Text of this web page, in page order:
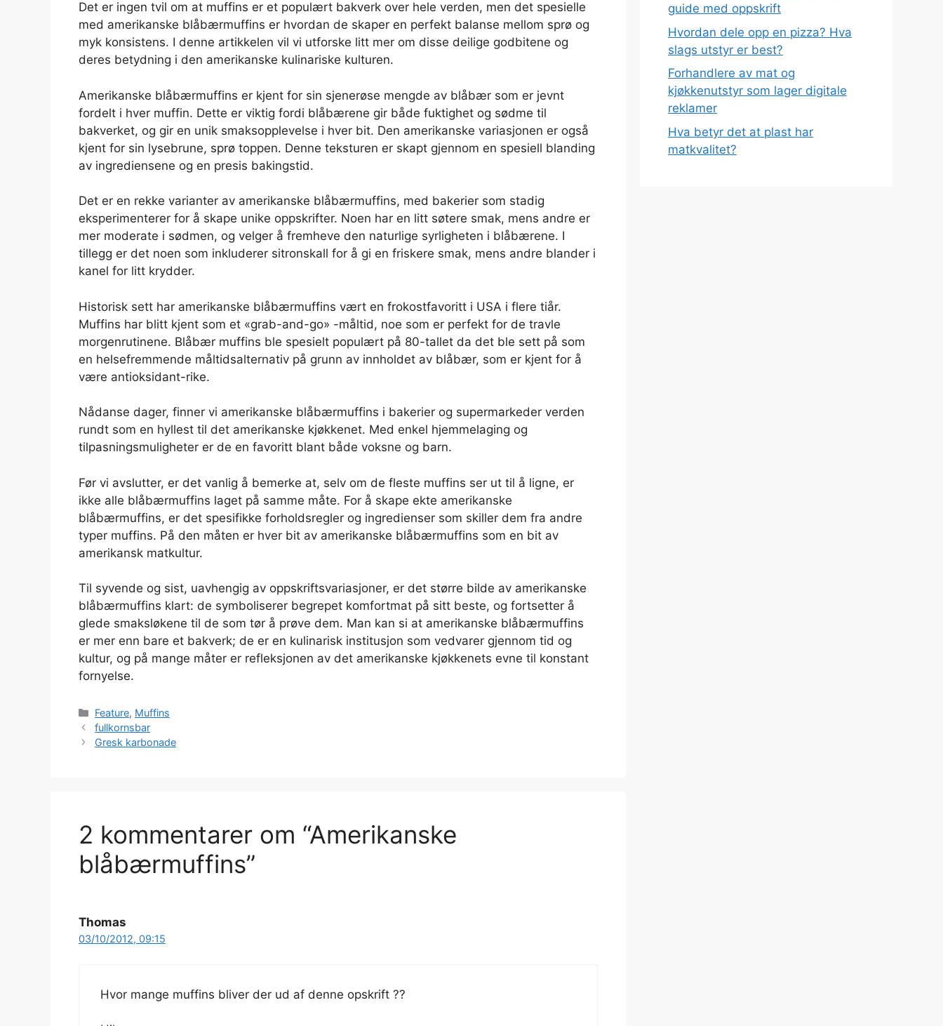
Det er ingen tvil om at muffins er et populært bakverk over hele verden, men det spesielle
med amerikanske blåbærmuffins er hvordan de skaper en perfekt balanse mellom sprø og
myk konsistens. I denne artikkelen vil vi utforske litt mer om disse deilige godbitene og
deres betydning i den amerikanske kulinariske kulturen.
Amerikanske blåbærmuffins er kjent for sin sjenerøse mengde av blåbær som er jevnt
fordelt i hver muffin. Dette er viktig fordi blåbærene gir både fuktighet og sødme til
bakverket, og gir en unik smaksopplevelse i hver bit. Den amerikanske variasjonen er også
kjent for sin lysebrune, sprø toppen. Denne teksturen er skapt gjennom en spesiell blanding
av ingrediensene og en presis bakingstid.
Det er en rekke varianter av amerikanske blåbærmuffins, med bakerier som stadig
eksperimenterer for å skape unike oppskrifter. Noen har en litt søtere smak, mens andre er
mer moderate i sødmen, og velger å fremheve den naturlige syrligheten i blåbærene. I
tillegg er det noen som inkluderer sitronskall for å gi en friskere smak, mens andre blander i
kanel for litt krydder.
Historisk sett har amerikanske blåbærmuffins vært en frokostfavoritt i USA i flere tiår.
Muffins har blitt kjent som et «grab-and-go» -måltid, noe som er perfekt for de travle
morgenrutinene. Blåbær muffins ble spesielt populært på 80-tallet da det ble sett på som
en helsefremmende måltidsalternativ på grunn av innholdet av blåbær, som er kjent for å
være antioksidant-rike.
Nådanse dager, finner vi amerikanske blåbærmuffins i bakerier og supermarkeder verden
rundt som en hyllest til det amerikanske kjøkkenet. Med enkel hjemmelaging og
tilpasningsmuligheter er de en favoritt blant både voksne og barn.
Før vi avslutter, er det vanlig å bemerke at, selv om de fleste muffins ser ut til å ligne, er
ikke alle blåbærmuffins laget på samme måte. For å skape ekte amerikanske
blåbærmuffins, er det spesifikke forholdsregler og ingredienser som skiller dem fra andre
typer muffins. På den måten er hver bit av amerikanske blåbærmuffins som en bit av
amerikansk matkultur.
Til syvende og sist, uavhengig av oppskriftsvariasjoner, er det større bilde av amerikanske
blåbærmuffins klart: de symboliserer begrepet komfortmat på sitt beste, og fortsetter å
glede smaksløkene til de som tør å prøve dem. Man kan si at amerikanske blåbærmuffins
er mer enn bare et bakverk; de er en kulinarisk institusjon som vedvarer gjennom tid og
kultur, og på mange måter er refleksjonen av det amerikanske kjøkkenets evne til konstant
fornyelse.
Kategorier
Feature, Muffins
fullkornsbar
Gresk karbonade
2 kommentarer om “Amerikanske
blåbærmuffins”
Thomas
03/10/2012, 09:15
Hvor mange muffins bliver der ud af denne opskrift ??
guide med oppskrift
Hvordan dele opp en pizza? Hva
slags utstyr er best?
Forhandlere av mat og
kjøkkenutstyr som lager digitale
reklamer
Hva betyr det at plast har
matkvalitet?